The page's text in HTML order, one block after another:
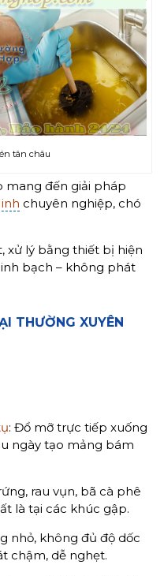
tân châu
mang đến giải pháp
chuyên nghiệp, chó
xử lý bằng thiết bị hiện
bạch – không phát
THƯỜNG XUYÊN
: Đổ mỡ trực tiếp xuống
ngày tạo mảng bám
rau vụn, bã cà phê
là tại các khúc gập.
nhỏ, không đủ độ dốc
chậm, dễ nghẹt.